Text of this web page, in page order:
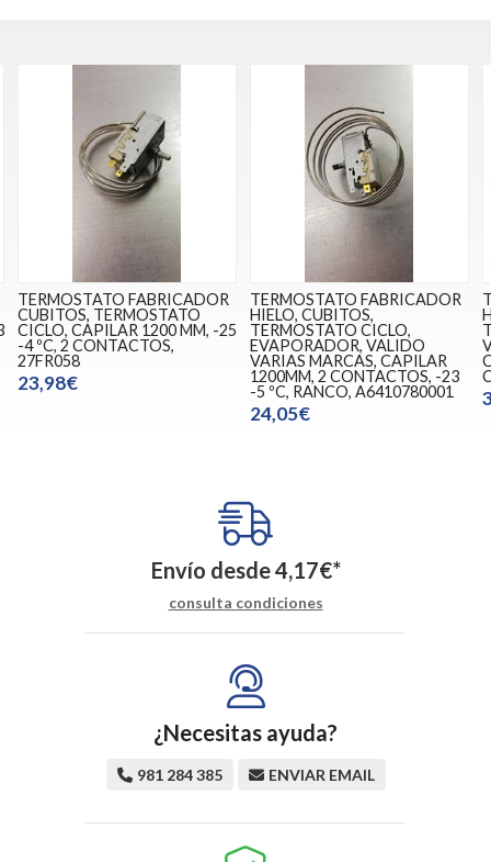
TERMOSTATO FABRICADOR
CUBITOS, TERMOSTATO
CICLO, CAPILAR 1200 MM, -25
-4 ºC, 2 CONTACTOS,
27FR058
23,98€
TERMOSTATO FABRICADOR
HIELO, CUBITOS,
TERMOSTATO CICLO,
EVAPORADOR, VALIDO
VARIAS MARCAS, CAPILAR
1200MM, 2 CONTACTOS, -23
-5 ºC, RANCO, A6410780001
24,05€
Envío desde4,17€*
consulta condiciones
¿Necesitas ayuda?
981 284 385 ENVIAR EMAIL